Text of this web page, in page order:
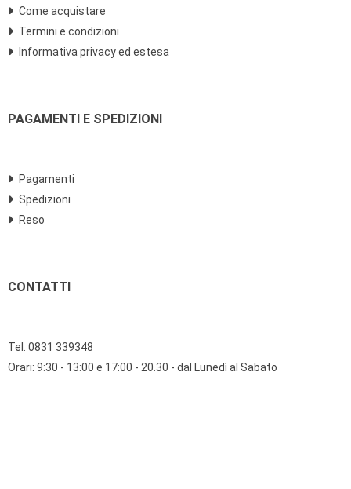
Come acquistare
Termini e condizioni
Informativa privacy ed estesa
PAGAMENTI E SPEDIZIONI
Pagamenti
Spedizioni
Reso
CONTATTI
Tel. 0831 339348
Orari: 9:30 - 13:00 e 17:00 - 20.30 - dal Lunedì al Sabato